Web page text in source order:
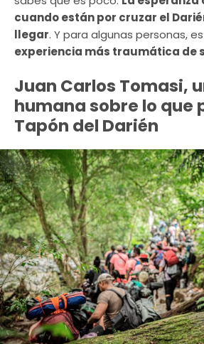
cuando están por cruzar el
llegar. Y para algunas personas,
experiencia más traumática de
Juan Carlos Tomasi,
humana sobre lo que
Tapón del Darién